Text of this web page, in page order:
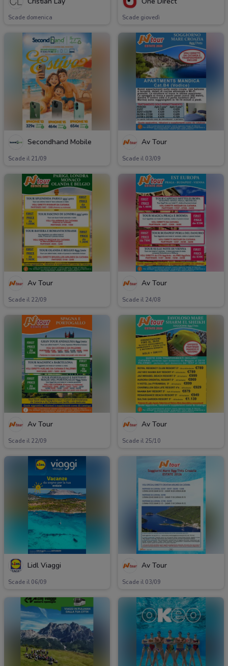
Scade domenica Scade giovedì
Secondhand Mobile
Scade il 21/09
Av Tour
Scade il 03/09
Av Tour
Scade il 22/09
Av Tour
Scade il 24/08
Av Tour
Scade il 22/09
Av Tour
Scade il 25/10
Lidl Viaggi
Scade il 06/09
Av Tour
Scade il 03/09